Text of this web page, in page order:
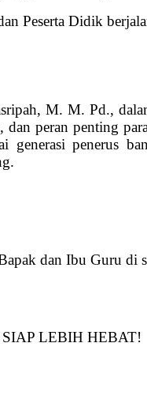
Peserta Didik
M. M. Pd.,
peran penting
penerus
dan Ibu Guru
SIAP LEBIH HEBAT!